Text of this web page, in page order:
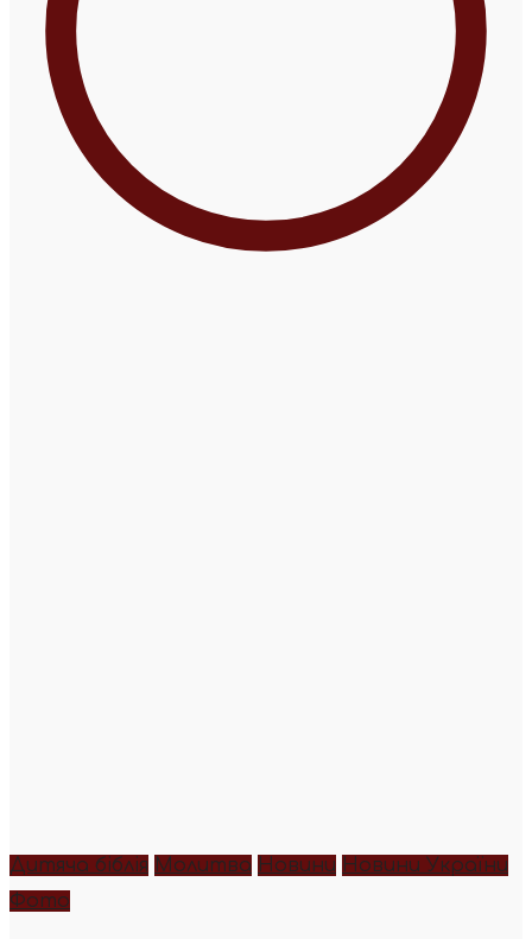
Дитяча біблія Молитва Новини Новини України
Фото